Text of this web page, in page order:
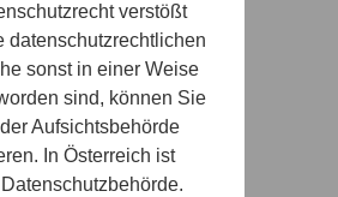
verstößt
datenschutzrechtlichen
sonst in einer Weise
sind, können Sie
Aufsichtsbehörde
In Österreich ist